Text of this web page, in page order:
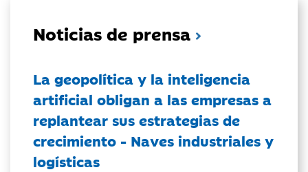
Noticias de prensa
La geopolítica y la inteligencia
artificial obligan a las empresas a
replantear sus estrategias de
crecimiento - Naves industriales y
logísticas